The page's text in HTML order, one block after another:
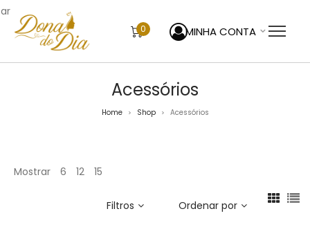
0 MINHA CONTA
Acessórios
Home > Shop > Acessórios
Mostrar 6 12 15
Filtros Ordenar por